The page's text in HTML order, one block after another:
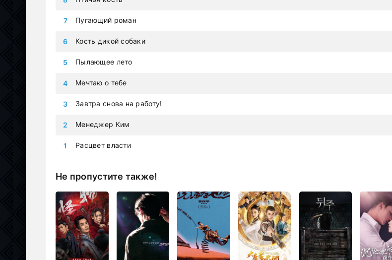
Расцвет власти
Менеджер Ким
Завтра снова на работу!
Мечтаю о тебе
Пылающее лето
Кость дикой собаки
Пугающий роман
Не пропустите также!